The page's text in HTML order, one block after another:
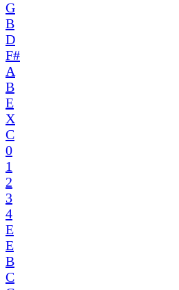
G
B
D
F#
A
B
E
X
C
0
1
2
3
4
E
E
B
C